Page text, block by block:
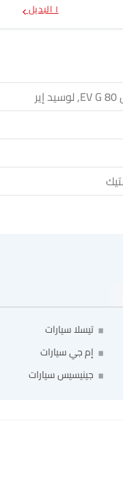
١ البديل
تيسلا سيارات
إم جي سيارات
جينيسيس سيارات